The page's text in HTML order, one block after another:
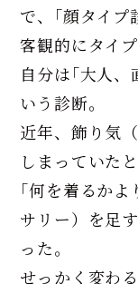
で、｢顔タイプ
客観的にタイ
自分は｢大人、
いう診断。
近年、飾り気
しまっていたと
｢何を着るかよ
サリー）を足
った。
せっかく変わ